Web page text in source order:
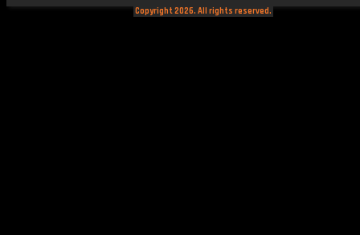
Copyright 2026. All rights reserved.